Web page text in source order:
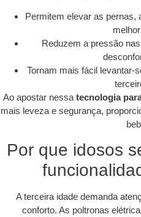
Permitem elevar as pernas,
Reduzem a pressão
Tornam mais fácil levantar-
Ao apostar nessa tecnologia
mais leveza e segurança,
Por que idosos
A terceira idade demanda
conforto. As poltronas